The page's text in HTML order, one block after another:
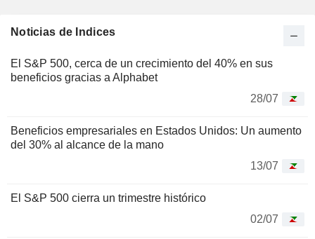
Noticias de Indices
El S&P 500, cerca de un crecimiento del 40% en sus
beneficios gracias a Alphabet
28/07
Beneficios empresariales en Estados Unidos: Un aumento
del 30% al alcance de la mano
13/07
El S&P 500 cierra un trimestre histórico
02/07